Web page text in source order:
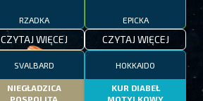
RZADKA
CZYTAJ WIĘCEJ
EPICKA
CZYTAJ WIĘCEJ
SVALBARD
NIEGŁADZICA
POSPOLITA
HOKKAIDO
KUR DIABEŁ
MOTYLKOWY